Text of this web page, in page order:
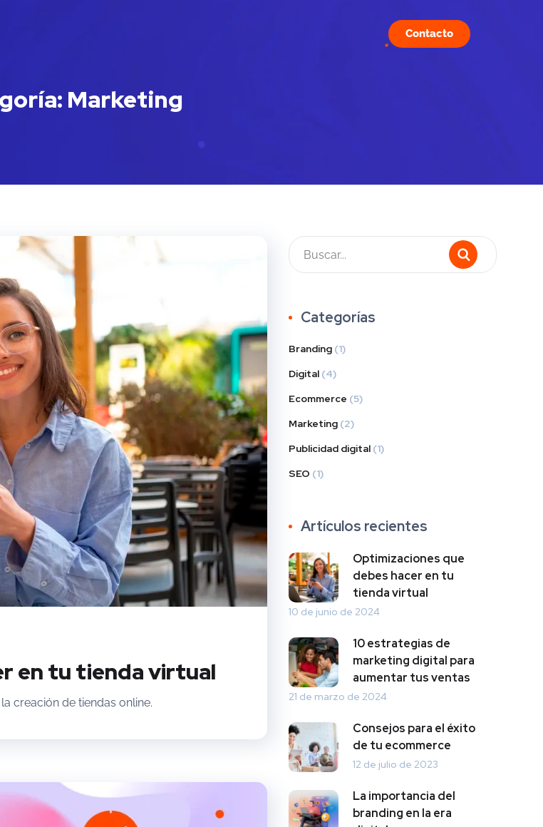
Contacto
Marketing
en tu tienda virtual
creación de tiendas online.
Categorías
Branding (1)
Digital (4)
Ecommerce (5)
Marketing (2)
Publicidad digital (1)
SEO (1)
Artículos recientes
Optimizaciones que
debes hacer en tu
tienda virtual
10 de junio de 2024
10 estrategias de
marketing digital para
aumentar tus ventas
21 de marzo de 2024
Consejos para el éxito
de tu ecommerce
12 de julio de 2023
La importancia del
branding en la era